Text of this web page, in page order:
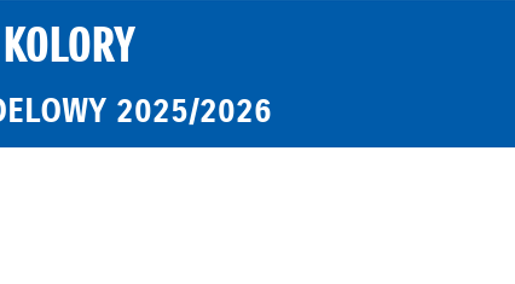
KOLORY
2025/2026